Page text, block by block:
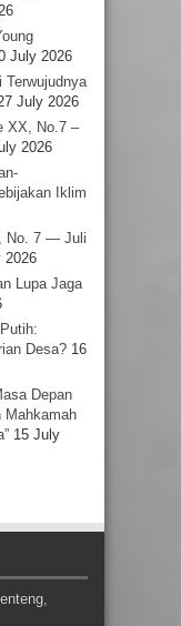
July 2026
Terwujudnya
July 2026
XX, No.7 –
2026
Iklim
No. 7 — Juli
2026
Lupa Jaga
Desa? 16
Depan
Mahkamah
15 July